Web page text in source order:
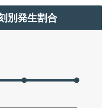
別発生割合